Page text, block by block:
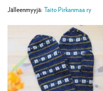
Jälleenmyyjä: Taito Pirkanmaa ry